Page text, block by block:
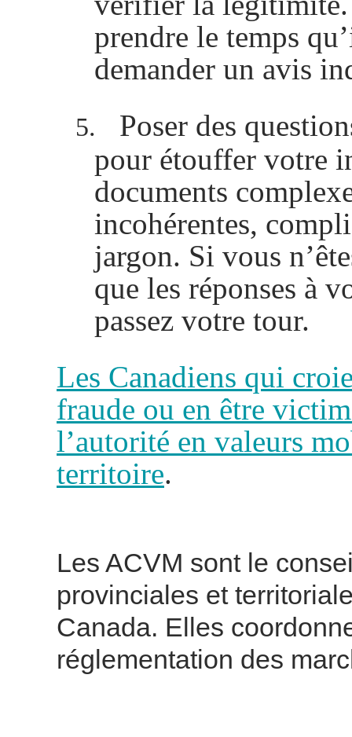
prendre le temps
demander un avis
5.
Poser des
pour étouffer votre
documents
incohérentes,
jargon. Si vous
que les réponses à
passez votre tour.
Les Canadiens qui
fraude ou en être
l’autorité en valeurs
territoire.
Les ACVM sont le
provinciales et
Canada. Elles
réglementation des